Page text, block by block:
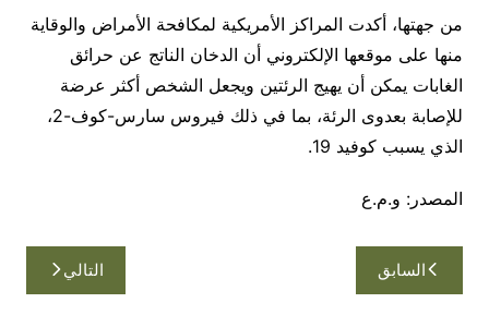
من جهتها، أكدت المراكز الأمريكية لمكافحة الأمراض والوقاية
منها على موقعها الإلكتروني أن الدخان الناتج عن حرائق
الغابات يمكن أن يهيج الرئتين ويجعل الشخص أكثر عرضة
للإصابة بعدوى الرئة، بما في ذلك فيروس سارس-كوف-2،
الذي يسبب كوفيد 19.
المصدر: و.م.ع
تصفّح
المقالات
السابق التالي